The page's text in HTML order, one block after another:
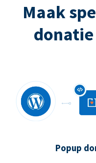
Maak
Popup